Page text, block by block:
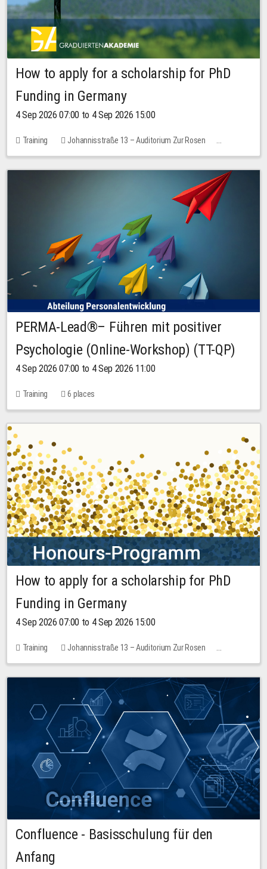
How to apply for a scholarship for PhD
Funding in Germany
4 Sep 2026 07:00 to 4 Sep 2026 15:00
Training
Johannisstraße 13 – Auditorium Zur Rosen
7 places
10.00 EUR
PERMA-Lead®– Führen mit positiver
Psychologie (Online-Workshop) (TT-QP)
4 Sep 2026 07:00 to 4 Sep 2026 11:00
Training 6 places
How to apply for a scholarship for PhD
Funding in Germany
4 Sep 2026 07:00 to 4 Sep 2026 15:00
Training
Johannisstraße 13 – Auditorium Zur Rosen
No free places
Confluence - Basisschulung für den
Anfang